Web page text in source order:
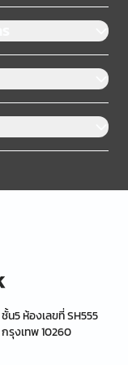
น5 ห้องเลขที่ SH555
รุงเทพ 10260